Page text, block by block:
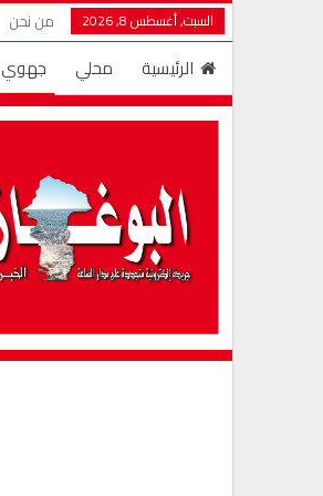
السبت, أغسطس 8, 2026 من نحن
الرئيسية محلي جهوي